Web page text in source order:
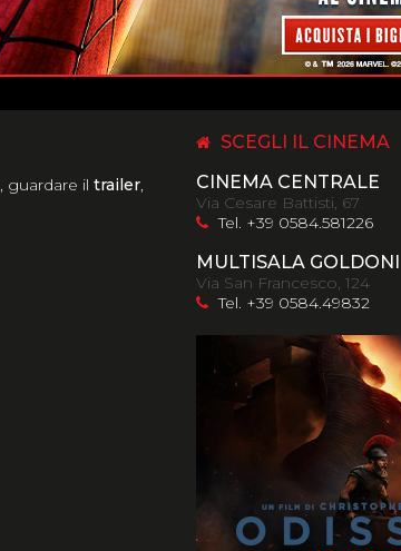
, guardare il trailer,
SCEGLI IL CINEMA
CINEMA CENTRALE
Via Cesare Battisti, 67
Tel. +39 0584.581226
MULTISALA GOLDONI
Via San Francesco, 124
Tel. +39 0584.49832